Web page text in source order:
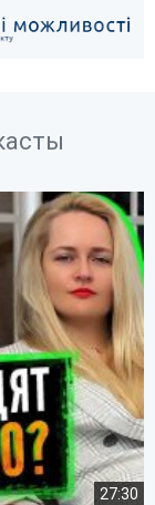
27:30